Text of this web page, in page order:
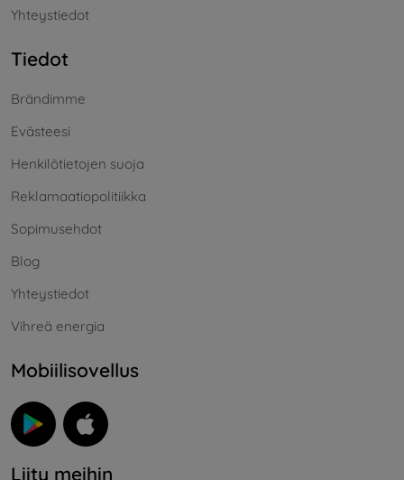
Yhteystiedot
Tiedot
Brändimme
Evästeesi
Henkilötietojen suoja
Reklamaatiopolitiikka
Sopimusehdot
Blog
Yhteystiedot
Vihreä energia
Mobiilisovellus
Liity meihin